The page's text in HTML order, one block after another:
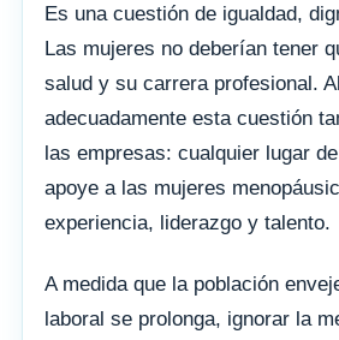
Es una cuestión de igualdad,
Las mujeres no deberían tener
salud y su carrera profesional.
adecuadamente esta cuestión
las empresas: cualquier lugar
apoye a las mujeres
experiencia, liderazgo y talento.
A medida que la población
laboral se prolonga, ignorar la